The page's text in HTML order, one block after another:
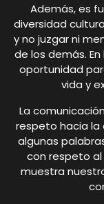
Además, es
diversidad
y no juzgar ni
de los demás.
oportunidad
vida y
La
respeto hacia la
algunas
con respeto al
muestra